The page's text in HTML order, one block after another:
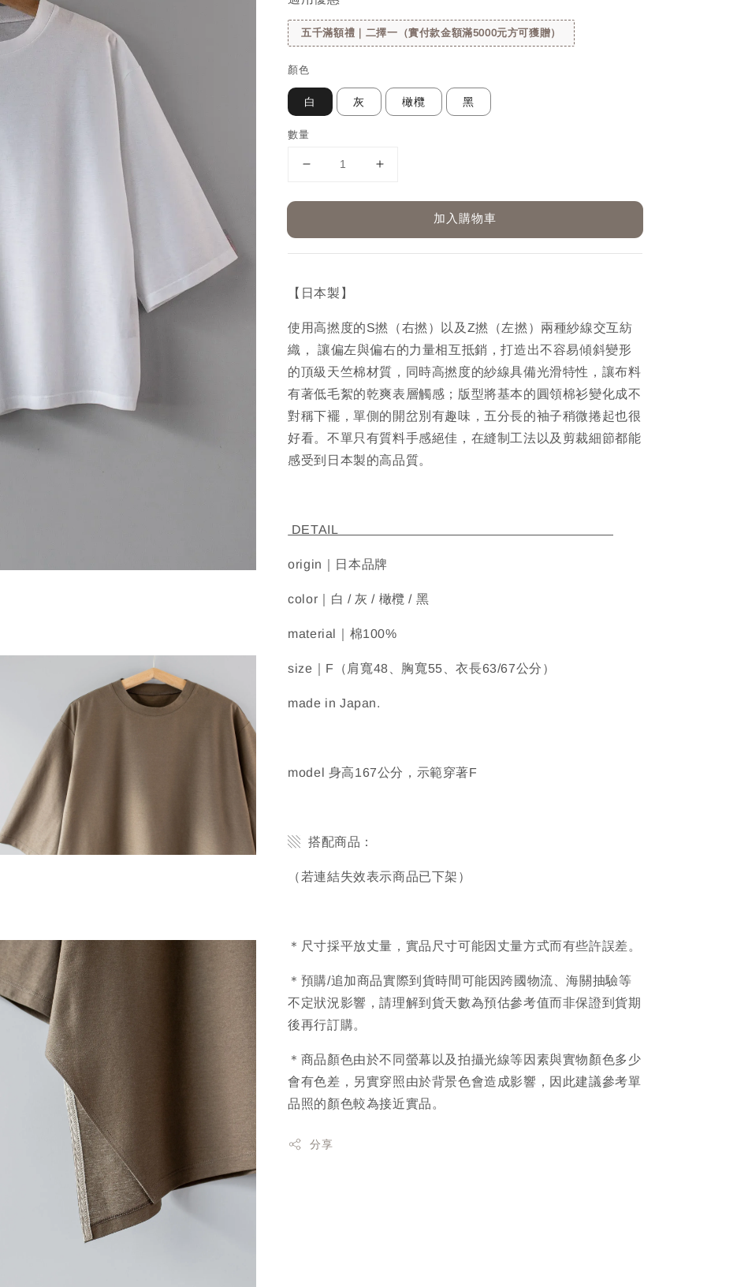
五千滿額禮｜二擇一（實付款金額滿5000元方可獲贈）
顏色
白 灰 橄欖 黑
數量
加入購物車
【日本製】
使用高撚度的S撚（右撚）以及Z撚（左撚）兩種紗線交互紡
織， 讓偏左與偏右的力量相互抵銷，打造出不容易傾斜變形
的頂級天竺棉材質，同時高撚度的紗線具備光滑特性，讓布料
有著低毛絮的乾爽表層觸感；版型將基本的圓領棉衫變化成不
對稱下襬，單側的開岔別有趣味，五分長的袖子稍微捲起也很
好看。不單只有質料手感絕佳，在縫制工法以及剪裁細節都能
感受到日本製的高品質。
DETAIL
origin｜日本品牌
color｜白 / 灰 / 橄欖 / 黑
material｜棉100%
size｜F（肩寬48、胸寬55、衣長63/67公分）
made in Japan.
model 身高167公分，示範穿著F
▧ 搭配商品：
（若連結失效表示商品已下架）
＊尺寸採平放丈量，實品尺寸可能因丈量方式而有些許誤差。
＊預購/追加商品實際到貨時間可能因跨國物流、海關抽驗等
不定狀況影響，請理解到貨天數為預估參考值而非保證到貨期
後再行訂購。
＊商品顏色由於不同螢幕以及拍攝光線等因素與實物顏色多少
會有色差，另實穿照由於背景色會造成影響，因此建議參考單
品照的顏色較為接近實品。
分享